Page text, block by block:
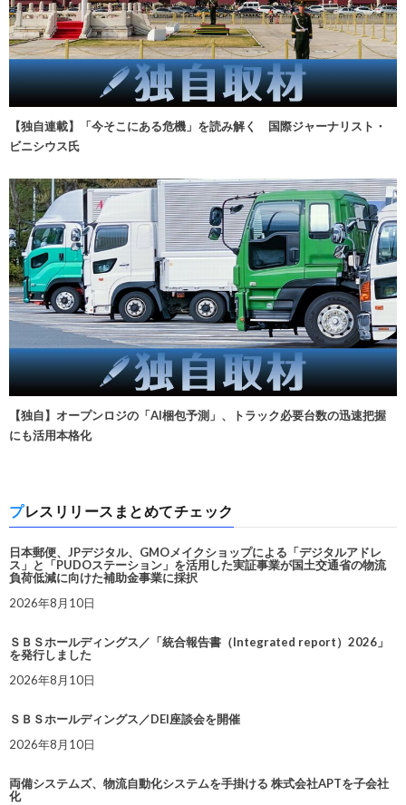
【独自連載】「今そこにある危機」を読み解く 国際ジャーナリスト・
ビニシウス氏
【独自】オープンロジの「AI梱包予測」、トラック必要台数の迅速把握
にも活用本格化
プレスリリースまとめてチェック
日本郵便、JPデジタル、GMOメイクショップによる「デジタルアドレ
ス」と「PUDOステーション」を活用した実証事業が国土交通省の物流
負荷低減に向けた補助金事業に採択
2026年8月10日
ＳＢＳホールディングス／「統合報告書（Integrated report）2026」
を発行しました
2026年8月10日
ＳＢＳホールディングス／DEI座談会を開催
2026年8月10日
両備システムズ、物流自動化システムを手掛ける 株式会社APTを子会社
化